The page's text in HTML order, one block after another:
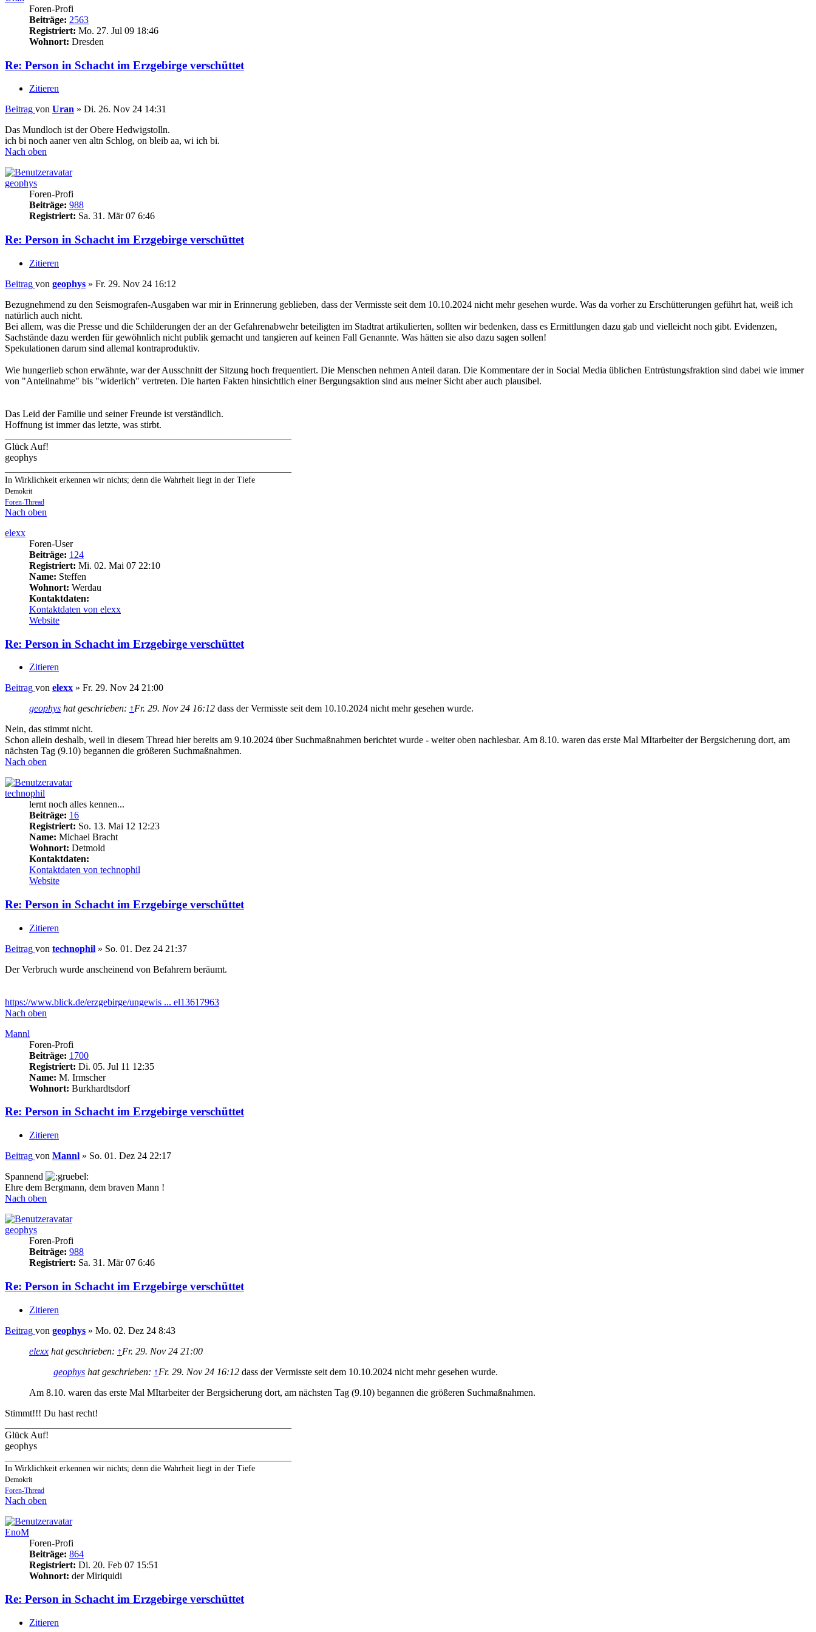
Foren-Profi
Beiträge: 2563
Registriert: Mo. 27. Jul 09 18:46
Wohnort: Dresden
Re: Person in Schacht im Erzgebirge verschüttet
Zitieren
Beitrag von Uran » Di. 26. Nov 24 14:31
Das Mundloch ist der Obere Hedwigstolln.
ich bi noch aaner ven altn Schlog, on bleib aa, wi ich bi.
Nach oben
geophys
Foren-Profi
Beiträge: 988
Registriert: Sa. 31. Mär 07 6:46
Re: Person in Schacht im Erzgebirge verschüttet
Zitieren
Beitrag von geophys » Fr. 29. Nov 24 16:12
Bezugnehmend zu den Seismografen-Ausgaben war mir in Erinnerung geblieben, dass der Vermisste seit dem 10.10.2024 nicht mehr gesehen wurde. Was da vorher zu Erschütterungen geführt hat, weiß ich
natürlich auch nicht.
Bei allem, was die Presse und die Schilderungen der an der Gefahrenabwehr beteiligten im Stadtrat artikulierten, sollten wir bedenken, dass es Ermittlungen dazu gab und vielleicht noch gibt. Evidenzen,
Sachstände dazu werden für gewöhnlich nicht publik gemacht und tangieren auf keinen Fall Genannte. Was hätten sie also dazu sagen sollen!
Spekulationen darum sind allemal kontraproduktiv.
Wie hungerlieb schon erwähnte, war der Ausschnitt der Sitzung hoch frequentiert. Die Menschen nehmen Anteil daran. Die Kommentare der in Social Media üblichen Entrüstungsfraktion sind dabei wie immer
von "Anteilnahme" bis "widerlich" vertreten. Die harten Fakten hinsichtlich einer Bergungsaktion sind aus meiner Sicht aber auch plausibel.
Das Leid der Familie und seiner Freunde ist verständlich.
Hoffnung ist immer das letzte, was stirbt.
Glück Auf!
geophys
In Wirklichkeit erkennen wir nichts; denn die Wahrheit liegt in der Tiefe
Demokrit
Foren-Thread
Nach oben
elexx
Foren-User
Beiträge: 124
Registriert: Mi. 02. Mai 07 22:10
Name: Steffen
Wohnort: Werdau
Kontaktdaten:
Kontaktdaten von elexx
Website
Re: Person in Schacht im Erzgebirge verschüttet
Zitieren
Beitrag von elexx » Fr. 29. Nov 24 21:00
geophys hat geschrieben: ↑Fr. 29. Nov 24 16:12 dass der Vermisste seit dem 10.10.2024 nicht mehr gesehen wurde.
Nein, das stimmt nicht.
Schon allein deshalb, weil in diesem Thread hier bereits am 9.10.2024 über Suchmaßnahmen berichtet wurde - weiter oben nachlesbar. Am 8.10. waren das erste Mal MItarbeiter der Bergsicherung dort, am
nächsten Tag (9.10) begannen die größeren Suchmaßnahmen.
Nach oben
technophil
lernt noch alles kennen...
Beiträge: 16
Registriert: So. 13. Mai 12 12:23
Name: Michael Bracht
Wohnort: Detmold
Kontaktdaten:
Kontaktdaten von technophil
Website
Re: Person in Schacht im Erzgebirge verschüttet
Zitieren
Beitrag von technophil » So. 01. Dez 24 21:37
Der Verbruch wurde anscheinend von Befahrern beräumt.
https://www.blick.de/erzgebirge/ungewis ... el13617963
Nach oben
Mannl
Foren-Profi
Beiträge: 1700
Registriert: Di. 05. Jul 11 12:35
Name: M. Irmscher
Wohnort: Burkhardtsdorf
Re: Person in Schacht im Erzgebirge verschüttet
Zitieren
Beitrag von Mannl » So. 01. Dez 24 22:17
Spannend
Ehre dem Bergmann, dem braven Mann !
Nach oben
geophys
Foren-Profi
Beiträge: 988
Registriert: Sa. 31. Mär 07 6:46
Re: Person in Schacht im Erzgebirge verschüttet
Zitieren
Beitrag von geophys » Mo. 02. Dez 24 8:43
elexx hat geschrieben: ↑Fr. 29. Nov 24 21:00
geophys hat geschrieben: ↑Fr. 29. Nov 24 16:12 dass der Vermisste seit dem 10.10.2024 nicht mehr gesehen wurde.
Am 8.10. waren das erste Mal MItarbeiter der Bergsicherung dort, am nächsten Tag (9.10) begannen die größeren Suchmaßnahmen.
Stimmt!!! Du hast recht!
Glück Auf!
geophys
In Wirklichkeit erkennen wir nichts; denn die Wahrheit liegt in der Tiefe
Demokrit
Foren-Thread
Nach oben
EnoM
Foren-Profi
Beiträge: 864
Registriert: Di. 20. Feb 07 15:51
Wohnort: der Miriquidi
Re: Person in Schacht im Erzgebirge verschüttet
Zitieren